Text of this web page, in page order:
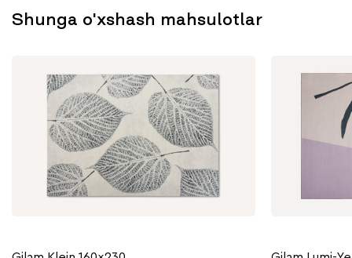
Shunga o'xshash mahsulotlar